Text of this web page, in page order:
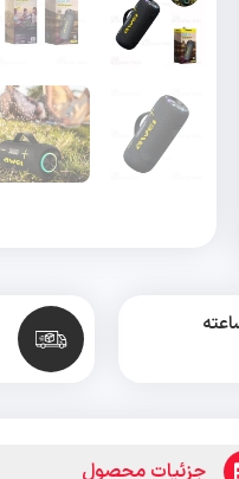
جزئیات محصول